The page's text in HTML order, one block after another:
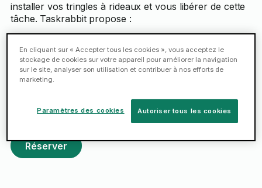
installer vos tringles à rideaux et vous libérer de cette
tâche. Taskrabbit propose :
L'accrochage et montage de différents types de
stores et de rideaux tels que les stores verticaux,
les stores vénitiens et les stores enrouleurs.
Un Taskeur expérimenté est à votre service le
jour même si vous le souhaitez.
Réserver
En cliquant sur « Accepter tous les cookies », vous acceptez le
stockage de cookies sur votre appareil pour améliorer la navigation
sur le site, analyser son utilisation et contribuer à nos efforts de
marketing.
Autoriser tous les cookies
Paramètres des cookies